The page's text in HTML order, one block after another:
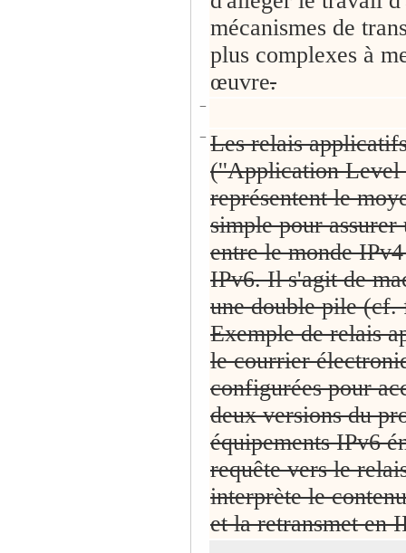
mécanismes de
plus complexes à
œuvre.
−
− Les relais
(''Application Level
représentent le
simple pour assurer
entre le monde
IPv6. Il s'agit de
une double pile (cf.
Exemple de relais
le courrier
configurées pour
deux versions du
équipements IPv6
requête vers le
interprète le
et la retransmet en